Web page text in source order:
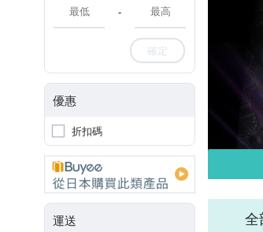
-
確定
優惠
折扣碼
運送 全